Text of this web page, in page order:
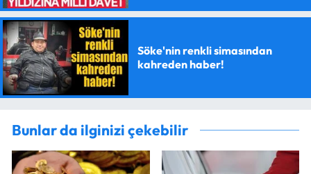
Söke'nin renkli simasından
kahreden haber!
Bunlar da ilginizi çekebilir